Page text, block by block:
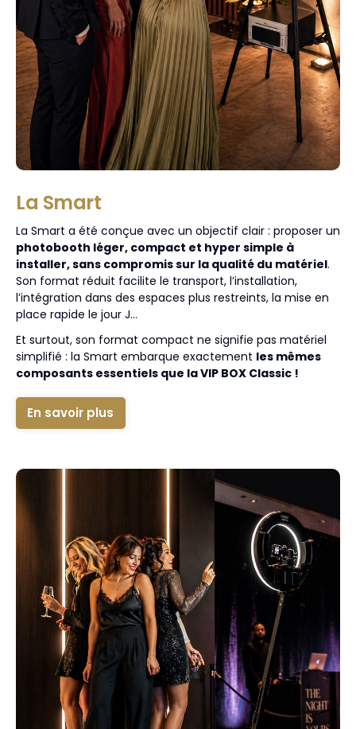
La Smart
La Smart a été conçue avec un objectif clair : proposer un
photobooth léger, compact et hyper simple à
installer, sans compromis sur la qualité du matériel.
Son format réduit facilite le transport, l’installation,
l’intégration dans des espaces plus restreints, la mise en
place rapide le jour J…
Et surtout, son format compact ne signifie pas matériel
simplifié : la Smart embarque exactement les mêmes
composants essentiels que la VIP BOX Classic !
En savoir plus